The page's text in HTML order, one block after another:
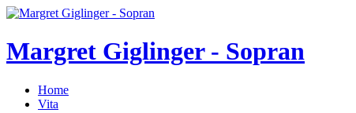
Margret Giglinger - Sopran
Home
Vita